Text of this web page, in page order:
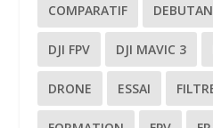
COMPARATIF
DJI FPV DJI MAVIC 3
DRONE ESSAI